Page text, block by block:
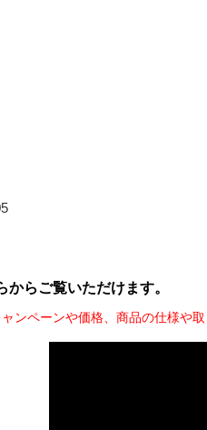
らご覧いただけます。
ンペーンや価格、商品の仕様や